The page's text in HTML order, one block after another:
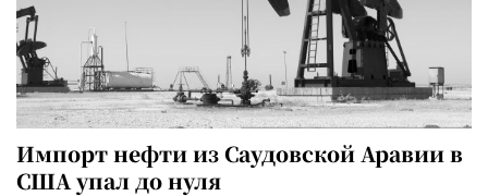
Импорт нефти из Саудовской Аравии в
США упал до нуля